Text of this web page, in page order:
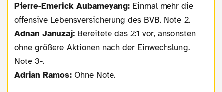
Pierre-Emerick Aubameyang:Einmal mehr die
offensive Lebensversicherung des BVB. Note 2.
Adnan Januzaj:Bereitete das 2:1 vor, ansonsten
ohne größere Aktionen nach der Einwechslung.
Note 3-.
Adrian Ramos:Ohne Note.